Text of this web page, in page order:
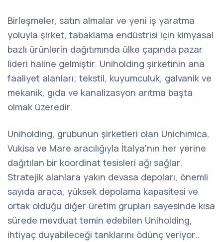
Birleşmeler, satın almalar ve yeni iş yaratma
yoluyla şirket, tabaklama endüstrisi için kimyasal
bazlı ürünlerin dağıtımında ülke çapında pazar
lideri haline gelmiştir. Uniholding şirketinin ana
faaliyet alanları; tekstil, kuyumculuk, galvanik ve
mekanik, gıda ve kanalizasyon arıtma başta
olmak üzeredir.
Uniholding, grubunun şirketleri olan Unichimica,
Vukisa ve Mare aracılığıyla İtalya'nın her yerine
dağıtılan bir koordinat tesisleri ağı sağlar.
Stratejik alanlara yakın devasa depoları, önemli
sayıda araca, yüksek depolama kapasitesi ve
ortak olduğu diğer üretim grupları sayesinde kısa
sürede mevduat temin edebilen Uniholding,
ihtiyaç duyabileceği tanklarını ödünç veriyor..